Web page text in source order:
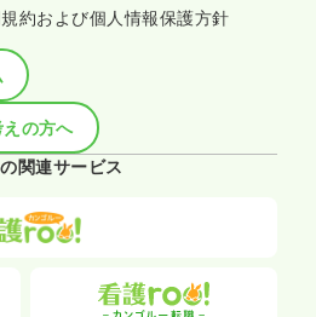
約および個人情報保護方針
の方へ
関連サービス